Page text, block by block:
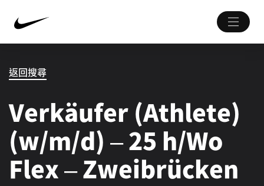
返回搜尋
Verkäufer (Athlete)
(w/m/d) – 25 h/Wo
Flex – Zweibrücken